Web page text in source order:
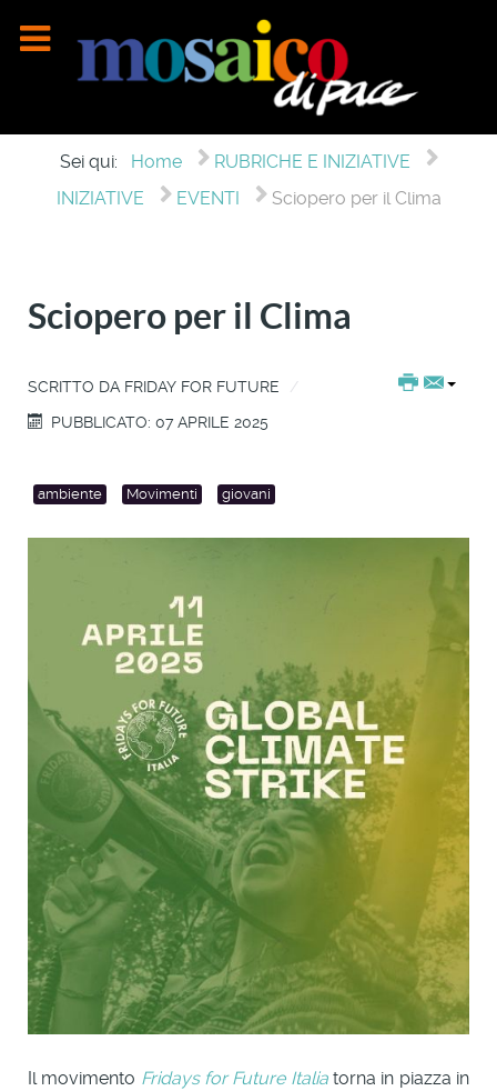
Sei qui: Home
RUBRICHE E INIZIATIVE
INIZIATIVE
EVENTI Sciopero per il Clima
Sciopero per il Clima
SCRITTO DA FRIDAY FOR FUTURE
PUBBLICATO: 07 APRILE 2025
ambiente Movimenti giovani
Il movimento Fridays for Future Italiatorna in piazza in